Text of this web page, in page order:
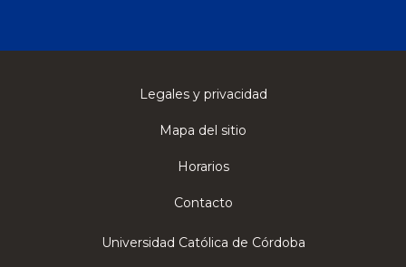
Legales y privacidad
Mapa del sitio
Horarios
Contacto
Universidad Católica de Córdoba